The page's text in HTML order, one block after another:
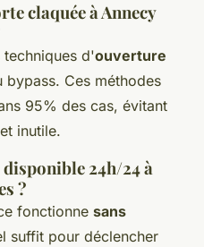
claquée à Annecy
d'ouverture
Ces méthodes
95% des cas, évitant
inutile.
24h/24 à
?
fonctionne sans
suffit pour déclencher